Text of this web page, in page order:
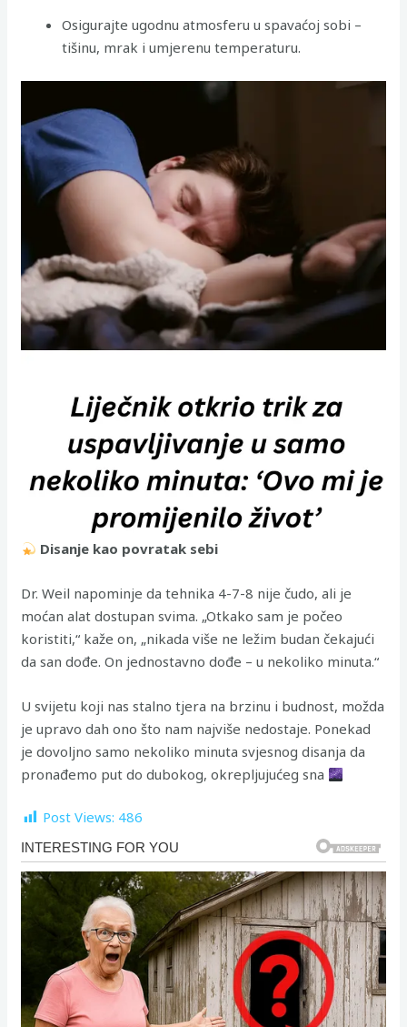
Osigurajte ugodnu atmosferu u spavaćoj sobi –
tišinu, mrak i umjerenu temperaturu.
Disanje kao povratak sebi
Dr. Weil napominje da tehnika 4-7-8 nije čudo, ali je
moćan alat dostupan svima. „Otkako sam je počeo
koristiti,“ kaže on, „nikada više ne ležim budan čekajući
da san dođe. On jednostavno dođe – u nekoliko minuta.“
U svijetu koji nas stalno tjera na brzinu i budnost, možda
je upravo dah ono što nam najviše nedostaje. Ponekad
je dovoljno samo nekoliko minuta svjesnog disanja da
pronađemo put do dubokog, okrepljujućeg sna
Post Views: 486